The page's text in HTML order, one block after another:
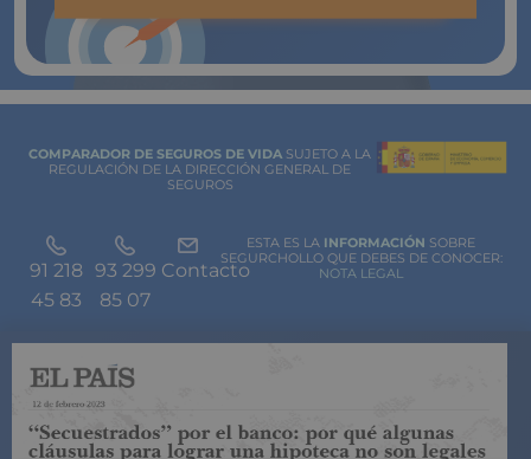
COMPARADOR DE SEGUROS DE VIDA SUJETO A LA
REGULACIÓN DE LA DIRECCIÓN GENERAL DE
SEGUROS
ESTA ES LA INFORMACIÓN SOBRE
SEGURCHOLLO QUE DEBES DE CONOCER:
NOTA LEGAL
91 218
45 83
93 299
85 07
Contacto